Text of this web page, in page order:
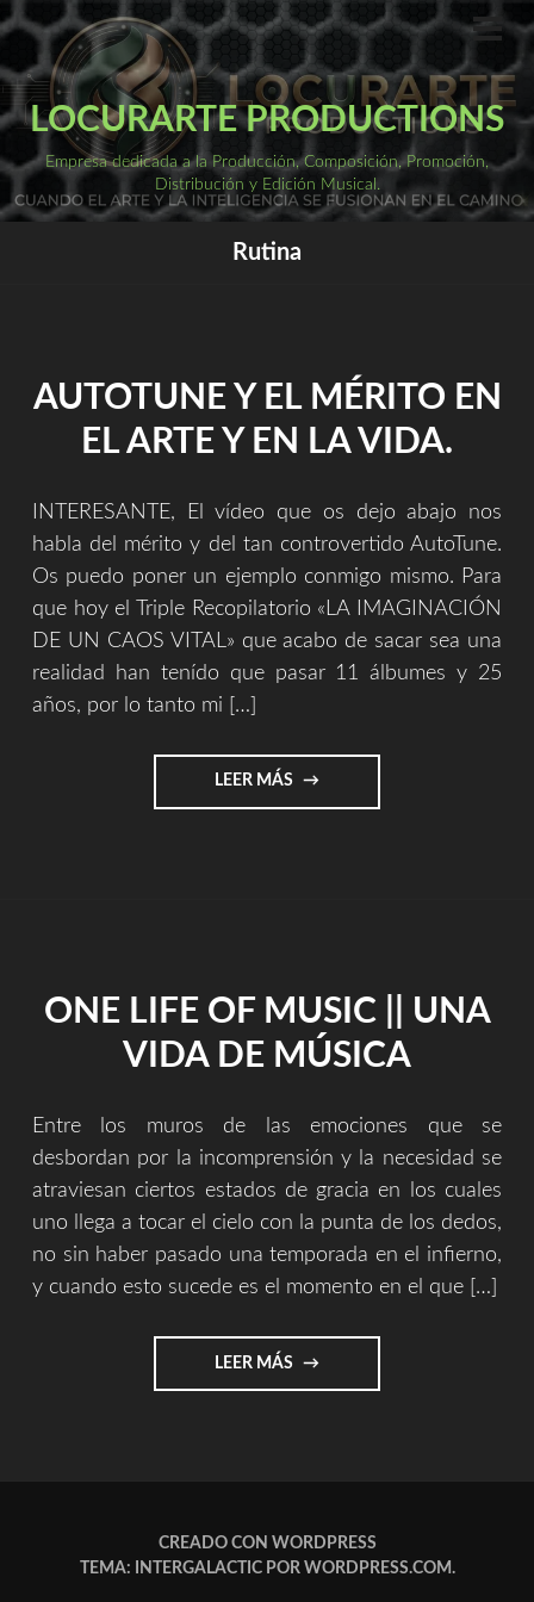
Saltar
contenido
LOCURARTE PRODUCTIONS
Empresa dedicada a la Producción, Composición, Promoción,
Distribución y Edición Musical.
Rutina
AUTOTUNE Y EL MÉRITO EN
EL ARTE Y EN LA VIDA.
INTERESANTE, El vídeo que os dejo abajo nos
habla del mérito y del tan controvertido AutoTune.
Os puedo poner un ejemplo conmigo mismo. Para
que hoy el Triple Recopilatorio «LA IMAGINACIÓN
DE UN CAOS VITAL» que acabo de sacar sea una
realidad han tenído que pasar 11 álbumes y 25
años, por lo tanto mi […]
LEER MÁS "AUTOTUNE
Y
VIDA."
ONE LIFE OF MUSIC || UNA
VIDA DE MÚSICA
Entre los muros de las emociones que se
desbordan por la incomprensión y la necesidad se
atraviesan ciertos estados de gracia en los cuales
uno llega a tocar el cielo con la punta de los dedos,
no sin haber pasado una temporada en el infierno,
y cuando esto sucede es el momento en el que […]
LEER MÁS "ONE
LIFE
DE
MÚSICA"
CREADO CON WORDPRESS
TEMA: INTERGALACTIC POR WORDPRESS.COM.